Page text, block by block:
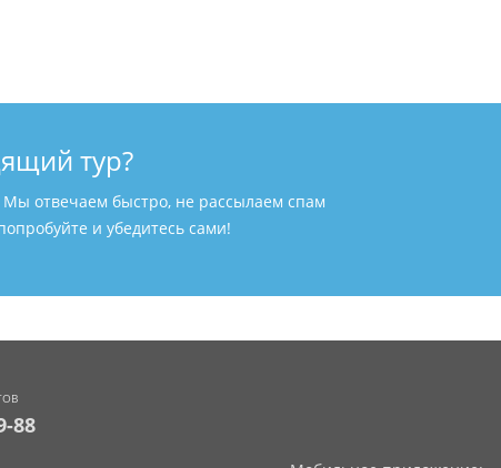
тур?
отвечаем быстро, не рассылаем спам
и убедитесь сами!
88